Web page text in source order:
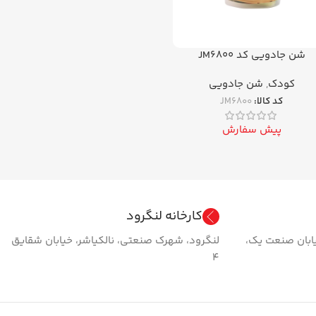
شن جادویی کد JM6800
کودک, شن جادویی
کد کالا:JM6800
پیش سفارش
صنعت یک،
کارخانه لنگرود
لنگرود، شهرک صنعتی، نالکیاشر، خیابان شقایق
۴